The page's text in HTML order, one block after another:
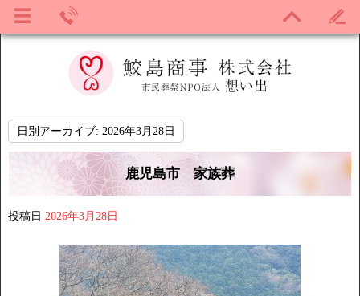
日別アーカイブ: 2026年3月28日
鹿児島市 家族葬
投稿日 2026年3月28日